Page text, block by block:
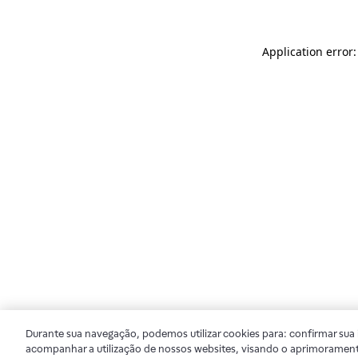
Application
Durante sua navegação, podemos utilizar cookies para: confirmar
acompanhar a utilização de nossos websites, visando o